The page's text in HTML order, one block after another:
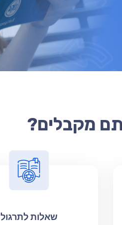
מקבלים?
שאלות לתרגול